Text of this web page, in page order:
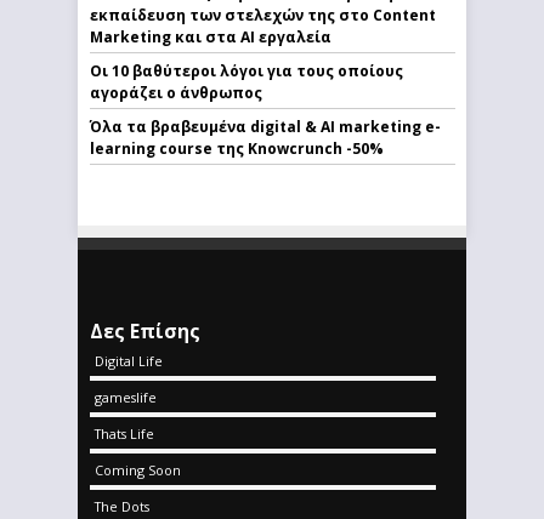
εκπαίδευση των στελεχών της στο Content
Marketing και στα AI εργαλεία
Οι 10 βαθύτεροι λόγοι για τους οποίους
αγοράζει ο άνθρωπος
Όλα τα βραβευμένα digital & AI marketing e-
learning course της Knowcrunch -50%
Δες Επίσης
Digital Life
gameslife
Thats Life
Coming Soon
The Dots